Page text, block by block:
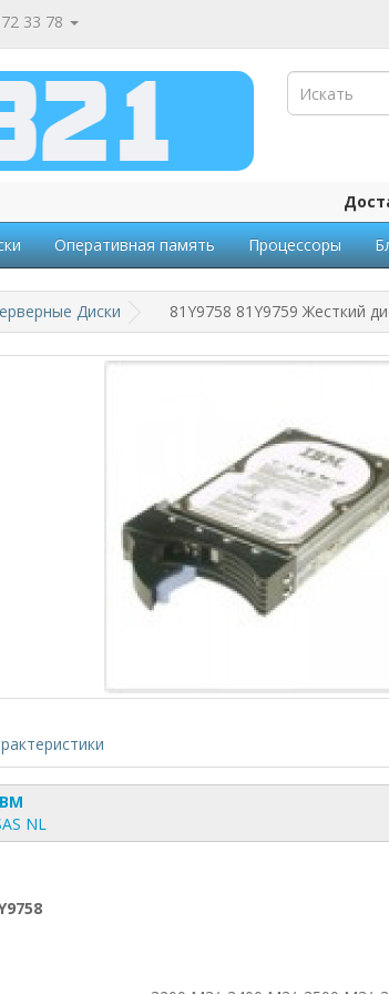
33 78
Оперативная память Процессоры
Диски 81Y9758 81Y9759 Жесткий
NL